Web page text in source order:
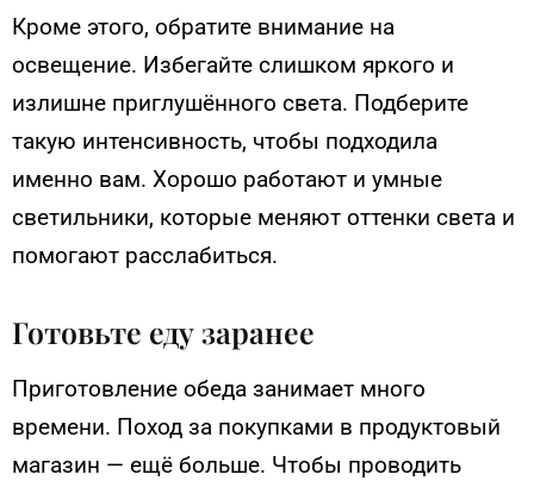
Кроме этого, обратите внимание на
освещение. Избегайте слишком яркого и
излишне приглушённого света. Подберите
такую интенсивность, чтобы подходила
именно вам. Хорошо работают и умные
светильники, которые меняют оттенки света и
помогают расслабиться.
Готовьте еду заранее
Приготовление обеда занимает много
времени. Поход за покупками в продуктовый
магазин — ещё больше. Чтобы проводить